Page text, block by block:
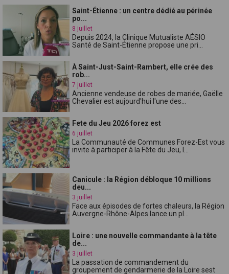
Saint-Étienne : un centre dédié au périnée
po...
8 juillet
Depuis 2024, la Clinique Mutualiste AÉSIO
Santé de Saint-Étienne propose une pri...
À Saint-Just-Saint-Rambert, elle crée des
rob...
7 juillet
Ancienne vendeuse de robes de mariée, Gaëlle
Chevalier est aujourd'hui l'une des...
Fete du Jeu 2026 forez est
6 juillet
La Communauté de Communes Forez-Est vous
invite à participer à la Fête du Jeu, l...
Canicule : la Région débloque 10 millions
deu...
3 juillet
Face aux épisodes de fortes chaleurs, la Région
Auvergne-Rhône-Alpes lance un pl...
Loire : une nouvelle commandante à la tête
de...
3 juillet
La passation de commandement du
groupement de gendarmerie de la Loire sest